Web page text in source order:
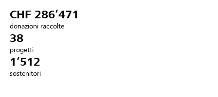
Collegarsi
CHF 286’471
donazioni raccolte
38
progetti
1’512
sostenitori